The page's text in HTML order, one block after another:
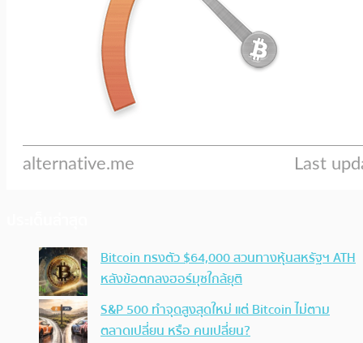
Bitcoin ทรงตัว $64,000 สวนทางหุ้นสหรัฐฯ ATH
หลังข้อตกลงฮอร์มุซใกล้ยุติ
S&P 500 ทำจุดสูงสุดใหม่ แต่ Bitcoin ไม่ตาม
ตลาดเปลี่ยน หรือ คนเปลี่ยน?